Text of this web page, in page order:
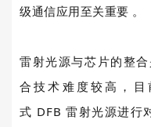
级通信应用至关重要 。
雷射光源与芯片的整合
合技术难度较高，
式 DFB雷射光源进行